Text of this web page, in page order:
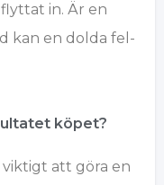
in. Är en
kan en dolda fel-
köpet?
att göra en